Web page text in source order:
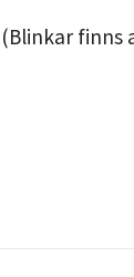
(Blinkar finns